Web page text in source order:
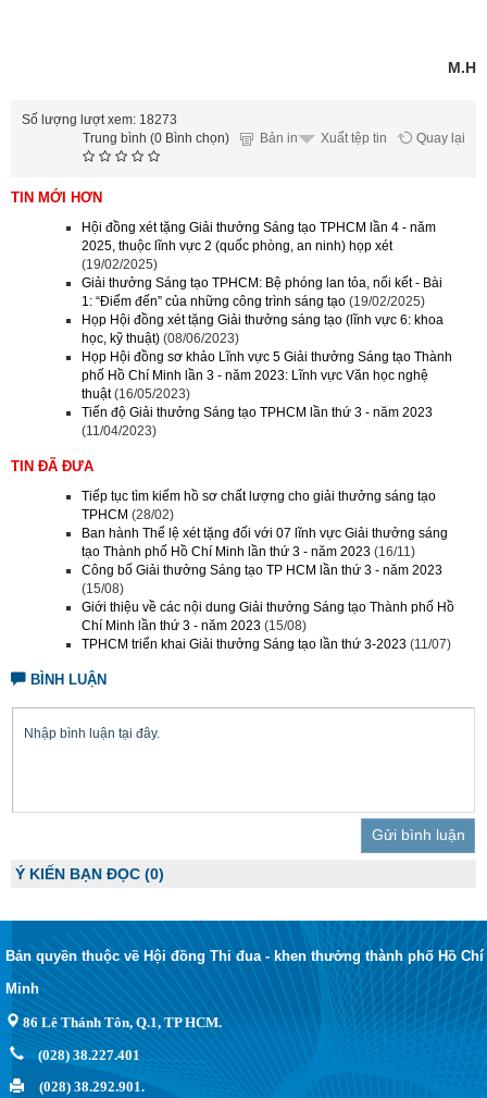
M.H
Số lượng lượt xem: 18273
Quay lại
Xuất tệp tin
Bản in
Trung bình (0 Bình chọn)
TIN MỚI HƠN
Hội đồng xét tặng Giải thưởng Sáng tạo TPHCM lần 4 - năm
2025, thuộc lĩnh vực 2 (quốc phòng, an ninh) họp xét
(19/02/2025)
Giải thưởng Sáng tạo TPHCM: Bệ phóng lan tỏa, nối kết - Bài
1: “Điểm đến” của những công trình sáng tạo (19/02/2025)
Họp Hội đồng xét tặng Giải thưởng sáng tạo (lĩnh vực 6: khoa
học, kỹ thuật) (08/06/2023)
Họp Hội đồng sơ khảo Lĩnh vực 5 Giải thưởng Sáng tạo Thành
phố Hồ Chí Minh lần 3 - năm 2023: Lĩnh vực Văn học nghệ
thuật(16/05/2023)
Tiến độ Giải thưởng Sáng tạo TPHCM lần thứ 3 - năm 2023
(11/04/2023)
TIN ĐÃ ĐƯA
Tiếp tục tìm kiếm hồ sơ chất lượng cho giải thưởng sáng tạo
TPHCM (28/02)
Ban hành Thể lệ xét tặng đối với 07 lĩnh vực Giải thưởng sáng
tạo Thành phố Hồ Chí Minh lần thứ 3 - năm 2023 (16/11)
Công bố Giải thưởng Sáng tạo TP HCM lần thứ 3 - năm 2023
(15/08)
Giới thiệu về các nội dung Giải thưởng Sáng tạo Thành phố Hồ
Chí Minh lần thứ 3 - năm 2023 (15/08)
TPHCM triển khai Giải thưởng Sáng tạo lần thứ 3-2023 (11/07)
BÌNH LUẬN
Trả lời
Ý KIẾN BẠN ĐỌC(0)
Bản quyền thuộc về Hội đồng Thi đua - khen thưởng thành phố Hồ Chí
Minh
86 Lê Thánh Tôn, Q.1, TP HCM.
(028) 38.227.401
(028) 38.292.901.